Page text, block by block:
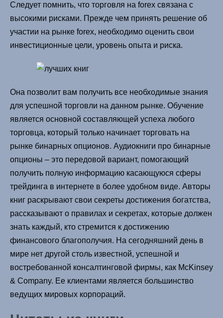
Следует помнить, что торговля на forex связана с
высокими рисками. Прежде чем принять решение об
участии на рынке forex, необходимо оценить свои
инвестиционные цели, уровень опыта и риска.
Она позволит вам получить все необходимые знания
для успешной торговли на данном рынке. Обучение
является основной составляющей успеха любого
торговца, который только начинает торговать на
рынке бинарных опционов. Аудиокниги про бинарные
опционы – это передовой вариант, помогающий
получить полную информацию касающуюся сферы
трейдинга в интернете в более удобном виде. Авторы
книг раскрывают свои секреты достижения богатства,
рассказывают о правилах и секретах, которые должен
знать каждый, кто стремится к достижению
финансового благополучия. На сегодняшний день в
мире нет другой столь известной, успешной и
востребованной консалтинговой фирмы, как McKinsey
& Company. Ее клиентами является большинство
ведущих мировых корпораций.